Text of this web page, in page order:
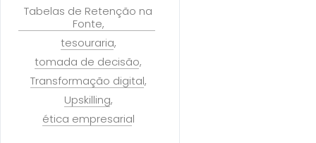
Tabelas de Retenção na
Fonte
tesouraria
tomada de decisão
Transformação digital
Upskilling
ética empresarial